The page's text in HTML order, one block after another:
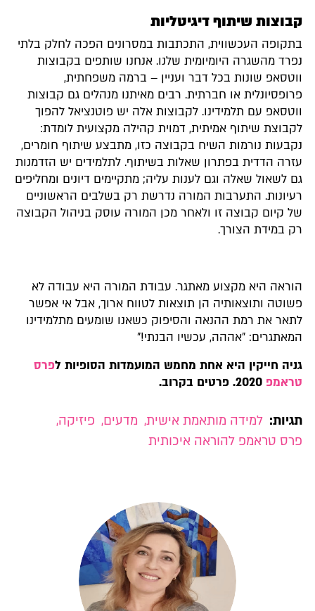
קבוצות שיתוף דיגיטליות
בתקופה העכשווית, התכתבות במסרונים הפכה לחלק בלתי
נפרד מהשגרה היומיומית שלנו. אנחנו שותפים בקבוצות
ווטסאפ שונות בכל דבר ועניין – ברמה משפחתית,
פרופסיונלית או חברתית. רבים מאיתנו מנהלים גם קבוצות
ווטסאפ עם תלמידינו. לקבוצות אלה יש פוטנציאל להפוך
לקבוצת שיתוף אמיתית, דמוית קהילה מקצועית לומדת:
נקבעות נורמות השיח בקבוצה כזו, מתבצע שיתוף חומרים,
עזרה הדדית בפתרון שאלות בשיתוף. לתלמידים יש הזדמנות
גם לשאול שאלה וגם לענות עליה; מתקיימים דיונים ומחליפים
רעיונות. התערבות המורה נדרשת רק בשלבים הראשוניים
של קיום קבוצה זו ולאחר מכן המורה עוסק בניהול הקבוצה
רק במידת הצורך.
הוראה היא מקצוע מאתגר. עבודת המורה היא עבודה לא
פשוטה ותוצאותיה הן תוצאות לטווח ארוך, אבל אי אפשר
לתאר את רמת ההנאה והסיפוק כשאנו שומעים מתלמידינו
המאתגרים: "אההה, עכשיו הבנתי!"
גניה חייקין היא אחת מחמש המועמדות הסופיות לפרס
טראמפ
תגיות: למידה מותאמת אישית, מדעים, פיזיקה,
פרס טראמפ להוראה איכותית